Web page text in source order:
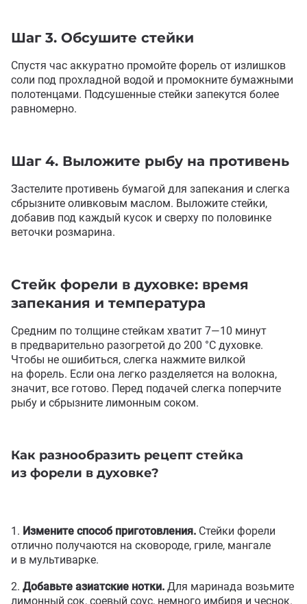
Шаг 3. Обсушите стейки
Спустя час аккуратно промойте форель от излишков
соли под прохладной водой и промокните бумажными
полотенцами. Подсушенные стейки запекутся более
равномерно.
Шаг 4. Выложите рыбу на противень
Застелите противень бумагой для запекания и слегка
сбрызните оливковым маслом. Выложите стейки,
добавив под каждый кусок и сверху по половинке
веточки розмарина.
Стейк форели в духовке: время
запекания и температура
Средним по толщине стейкам хватит 7—10 минут
в предварительно разогретой до 200 °C духовке.
Чтобы не ошибиться, слегка нажмите вилкой
на форель. Если она легко разделяется на волокна,
значит, все готово. Перед подачей слегка поперчите
рыбу и сбрызните лимонным соком.
Как разнообразить рецепт стейка
из форели в духовке?
Измените способ приготовления. Стейки форели
отлично получаются на сковороде, гриле, мангале
и в мультиварке.
Добавьте азиатские нотки. Для маринада возьмите
лимонный сок, соевый соус, немного имбиря и чеснок.